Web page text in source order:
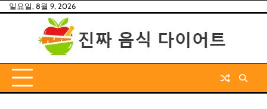
Skip일요일, 8월 9, 2026